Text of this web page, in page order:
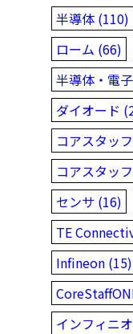
半導体 (110)
ローム (66)
半導体・電
ダイオード
コアスタッ
コアスタッ
センサ (16)
TE
Infineon (15)
インフィニ